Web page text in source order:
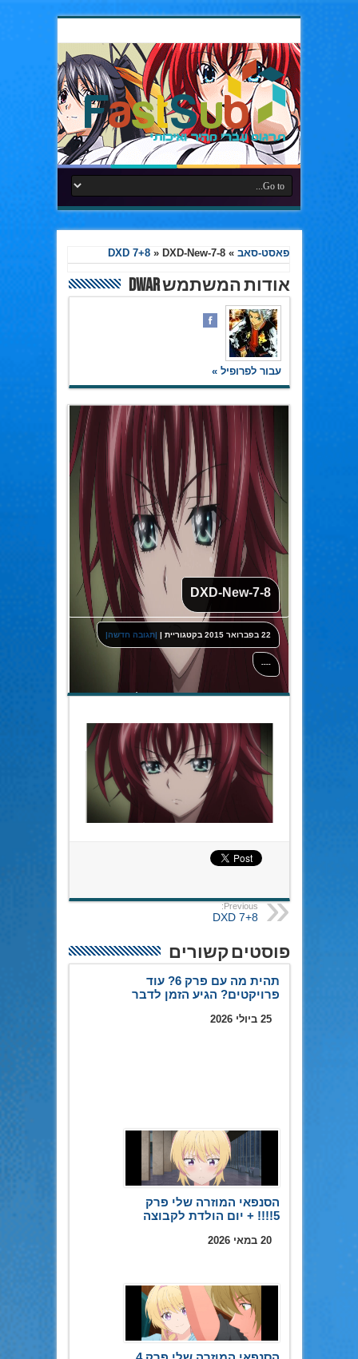
פאסט-סאב »
DXD 7+8» DXD-New-7-8
אודות המשתמש Dwar
עבור לפרופיל »
DXD-New-7-8
22 בפברואר 2015 בקטגוריית | |תגובה חדשה|
----
Previous:
DXD 7+8
פוסטים קשורים
תהית מה עם פרק 6? עוד
פרויקטים? הגיע הזמן לדבר
25 ביולי 2026
הסנפאי המוזרה שלי פרק
5!!!! + יום הולדת לקבוצה
20 במאי 2026